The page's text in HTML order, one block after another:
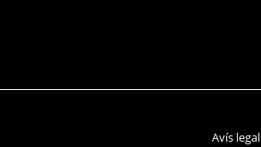
Avís legal